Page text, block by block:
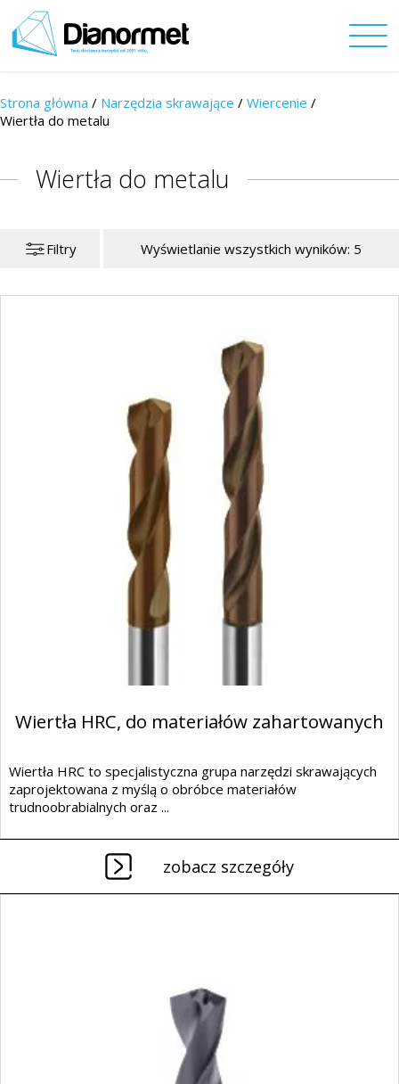
Strona główna / Narzędzia skrawające / Wiercenie /
Wiertła do metalu
Wiertła do metalu
Filtry Wyświetlanie wszystkich wyników: 5
Wiertła HRC, do materiałów zahartowanych
Wiertła HRC to specjalistyczna grupa narzędzi skrawających
zaprojektowana z myślą o obróbce materiałów
trudnoobrabialnych oraz ...
zobacz szczegóły